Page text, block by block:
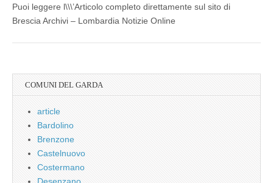
Puoi leggere l\\\’Articolo completo direttamente sul sito di
Brescia Archivi – Lombardia Notizie Online
COMUNI DEL GARDA
article
Bardolino
Brenzone
Castelnuovo
Costermano
Desenzano